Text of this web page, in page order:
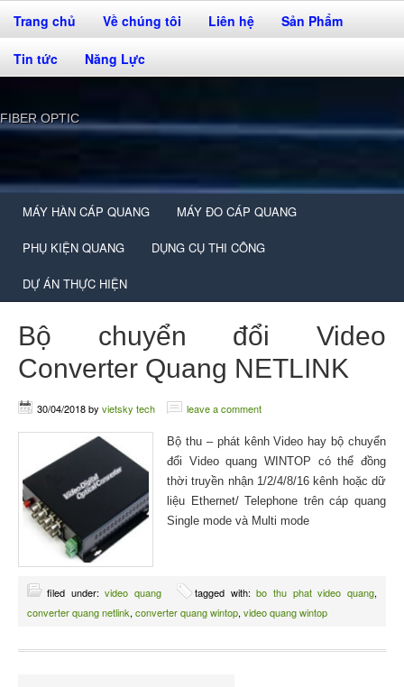
Trang chủ Về chúng tôi Liên hệ Sản Phẩm
Tin tức Năng Lực
FIBER OPTIC
MÁY HÀN CÁP QUANG MÁY ĐO CÁP QUANG
PHỤ KIỆN QUANG DỤNG CỤ THI CÔNG
DỰ ÁN THỰC HIỆN
Bộ chuyển đổi Video
Converter Quang NETLINK
30/04/2018by vietsky tech leave a comment
Bộ thu – phát kênh Video hay bộ chuyển
đổi Video quang WINTOP có thể đồng
thời truyền nhận 1/2/4/8/16 kênh hoặc dữ
liệu Ethernet/ Telephone trên cáp quang
Single mode và Multi mode
filed under:video quang tagged with:bo thu phat video quang,
converter quang netlink, converter quang wintop, video quang wintop